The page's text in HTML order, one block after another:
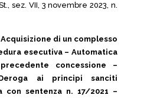
sez. VII, 3 novembre 2023, n.
Acquisizione di un complesso
esecutiva – Automatica
concessione –
ai principi sanciti
con sentenza n. 17/2021 –